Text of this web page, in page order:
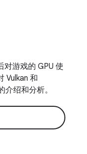
游戏的 GPU 使
Vulkan 和
介绍和分析。